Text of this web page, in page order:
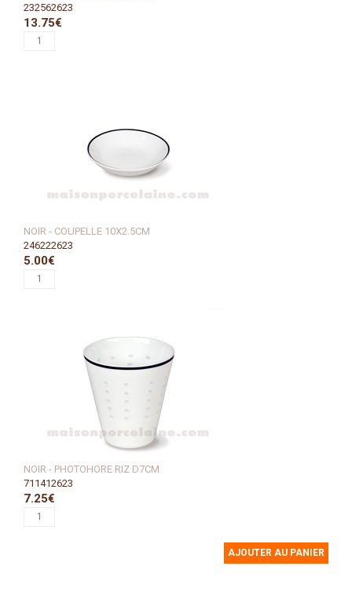
232562623
13.75€
NOIR - COUPELLE 10X2.5CM
246222623
5.00€
NOIR - PHOTOHORE RIZ D7CM
711412623
7.25€
AJOUTER AU PANIER